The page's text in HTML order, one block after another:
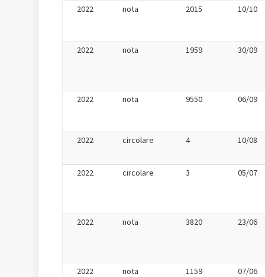
2022 nota 2015 10/10
2022 nota 1959 30/09
2022 nota 9550 06/09
2022 circolare 4 10/08
2022 circolare 3 05/07
2022 nota 3820 23/06
2022 nota 1159 07/06